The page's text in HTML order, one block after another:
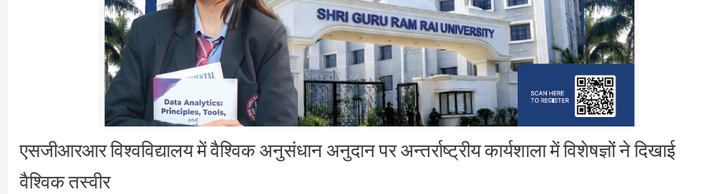
एसजीआरआर विश्वविद्यालय में वैश्विक अनुसंधान अनुदान पर अन्तर्राष्ट्रीय कार्यशाला में विशेषज्ञों ने दिखाई
वैश्विक तस्वीर